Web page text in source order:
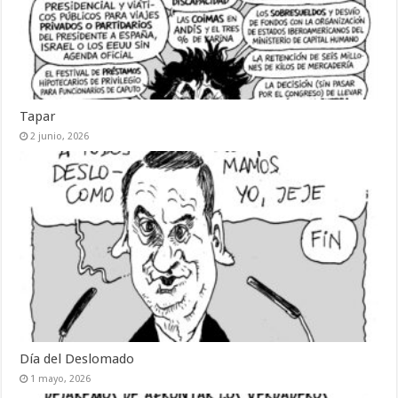
Tapar
2 junio, 2026
Día del Deslomado
1 mayo, 2026